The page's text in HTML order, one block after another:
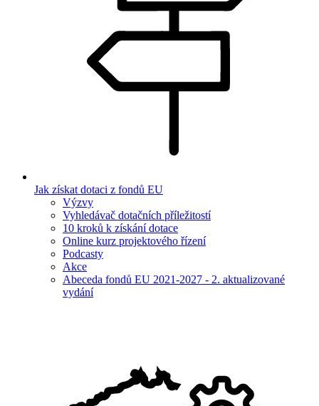
Jak získat dotaci z fondů EU
Výzvy
Vyhledávač dotačních příležitostí
10 kroků k získání dotace
Online kurz projektového řízení
Podcasty
Akce
Abeceda fondů EU 2021-2027 - 2. aktualizované
vydání